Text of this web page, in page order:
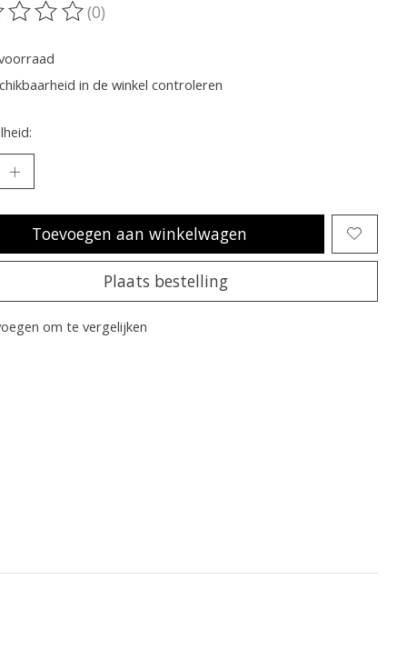
van dit product is
(0)
in de winkel controleren
Toevoegen aan winkelwagen
Plaats bestelling
om te vergelijken